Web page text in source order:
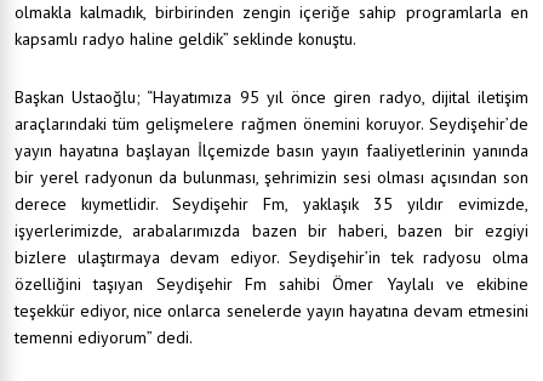
olmakla kalmadık, birbirinden zengin içeriğe sahip programlarla en
kapsamlı radyo haline geldik” seklinde konuştu.
Başkan Ustaoğlu; “Hayatımıza 95 yıl önce giren radyo, dijital iletişim
araçlarındaki tüm gelişmelere rağmen önemini koruyor. Seydişehir’de
yayın hayatına başlayan İlçemizde basın yayın faaliyetlerinin yanında
bir yerel radyonun da bulunması, şehrimizin sesi olması açısından son
derece kıymetlidir. Seydişehir Fm, yaklaşık 35 yıldır evimizde,
işyerlerimizde, arabalarımızda bazen bir haberi, bazen bir ezgiyi
bizlere ulaştırmaya devam ediyor. Seydişehir’in tek radyosu olma
özelliğini taşıyan Seydişehir Fm sahibi Ömer Yaylalı ve ekibine
teşekkür ediyor, nice onlarca senelerde yayın hayatına devam etmesini
temenni ediyorum” dedi.